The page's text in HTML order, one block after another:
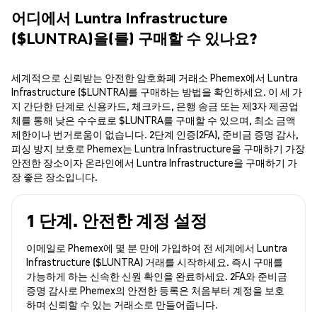
어디에서 Luntra Infrastructure
($LUNTRA)을(를) 구매할 수 있나요?
세계적으로 신뢰받는 안전한 암호화폐 거래소 Phemex에서 Luntra
Infrastructure ($LUNTRA)를 구매하는 방법을 확인하세요. 이 세 가
지 간단한 단계로 신용카드, 체크카드, 은행 송금 또는 제3자 제공업
체를 통해 낮은 수수료로 $LUNTRA를 구매할 수 있으며, 최소 금액
제한이나 번거로움이 없습니다. 2단계 인증(2FA), 준비금 증명 감사,
피싱 방지 보호로 Phemex는 Luntra Infrastructure을 구매하기 가장
안전한 장소이자 온라인에서 Luntra Infrastructure을 구매하기 가
장 좋은 장소입니다.
1 단계. 안전한 계정 설정
이메일로 Phemex에 몇 분 만에 가입하여 전 세계에서 Luntra
Infrastructure ($LUNTRA) 거래를 시작하세요. 즉시 구매를
가능하게 하는 신속한 신원 확인을 완료하세요. 2FA와 준비금
증명 감사로 Phemex의 안전한 등록은 처음부터 계정을 보호
하며 신뢰할 수 있는 거래소로 만들어줍니다.